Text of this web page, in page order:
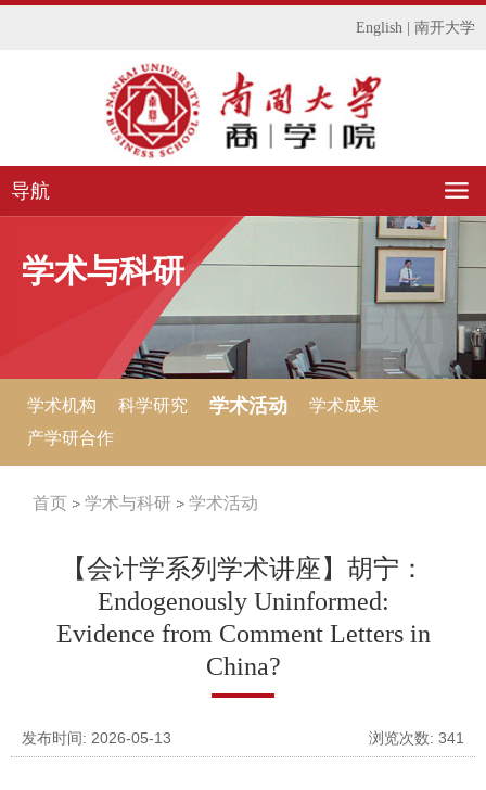
English 南开大学
导航
学术与科研
学术机构 科学研究 学术活动
学术成果
产学研合作
首页 学术与科研 学术活动
【会计学系列学术讲座】胡宁：
Endogenously Uninformed:
Evidence from Comment Letters in
China?
发布时间: 2026-05-13 浏览次数: 341